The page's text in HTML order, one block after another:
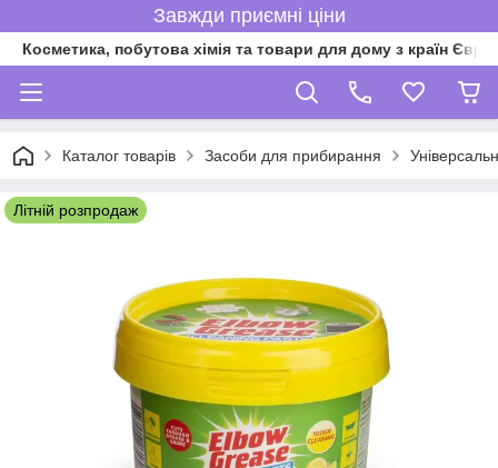
Завжди приємні ціни
Косметика, побутова хімія та товари для дому з країн
Каталог товарів Засоби для прибирання
Літній розпродаж